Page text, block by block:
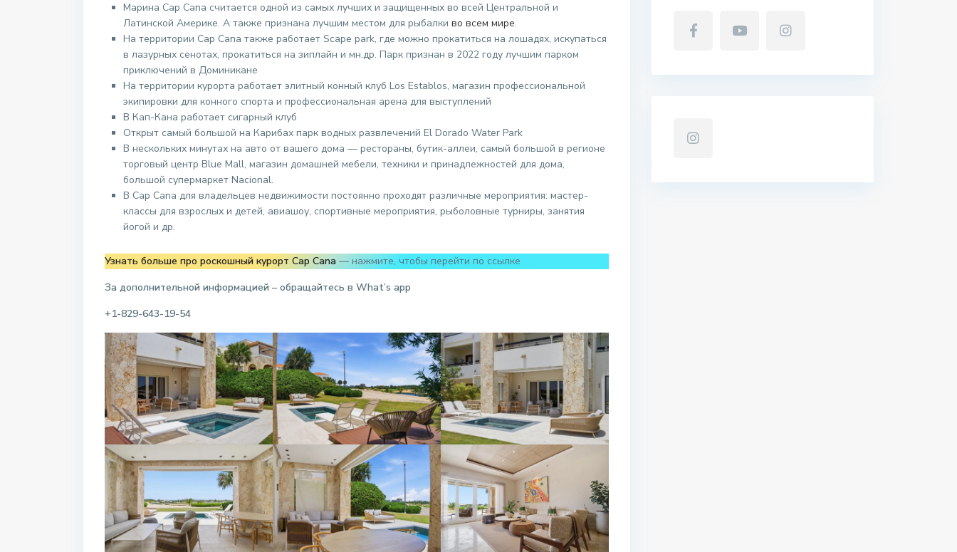
Марина Сap Cana считается одной из самых лучших и защищенных во всей Центральной и
Латинской Америке. А также признана лучшим местом для рыбалки во всем мире.
На территории Сap Cana также работает Scape park, где можно прокатиться на лошадях, искупаться
в лазурных сенотах, прокатиться на зиплайн и мн.др. Парк признан в 2022 году лучшим парком
приключений в Доминикане
На территории курорта работает элитный конный клуб Los Establos, магазин профессиональной
экипировки для конного спорта и профессиональная арена для выступлений
В Кап-Кана работает сигарный клуб
Открыт самый большой на Карибах парк водных развлечений El Dorado Water Park
В нескольких минутах на авто от вашего дома — рестораны, бутик-аллеи, самый большой в регионе
торговый центр Blue Mall, магазин домашней мебели, техники и принадлежностей для дома,
большой супермаркет Nacional.
В Сap Cana для владельцев недвижимости постоянно проходят различные мероприятия: мастер-
классы для взрослых и детей, авиашоу, спортивные мероприятия, рыболовные турниры, занятия
йогой и др.
Узнать больше про роскошный курорт Cap Cana — нажмите, чтобы перейти по ссылке
За дополнительной информацией – обращайтесь в What’s app
+1-829-643-19-54